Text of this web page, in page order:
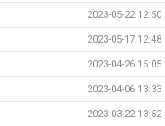
2023-05-22 12:50
2023-05-17 12:48
2023-04-26 15:05
2023-04-06 13:33
2023-03-22 13:52